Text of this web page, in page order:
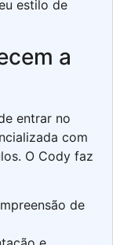
estilo de
a
entrar no
com
O Cody faz
de